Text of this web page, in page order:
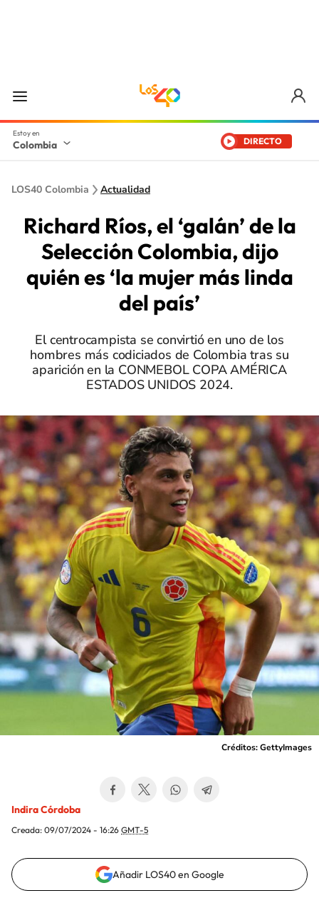
Colombia DIRECTO
LOS40 Colombia Actualidad
Richard Ríos, el ‘galán’ de la
Selección Colombia, dijo
quién es ‘la mujer más linda
del país’
El centrocampista se convirtió en uno de los
hombres más codiciados de Colombia tras su
aparición en la CONMEBOL COPA AMÉRICA
ESTADOS UNIDOS 2024.
Créditos: GettyImages
Indira Córdoba
Creada: 09/07/2024 - 16:26 GMT-5
Añadir LOS40 en Google